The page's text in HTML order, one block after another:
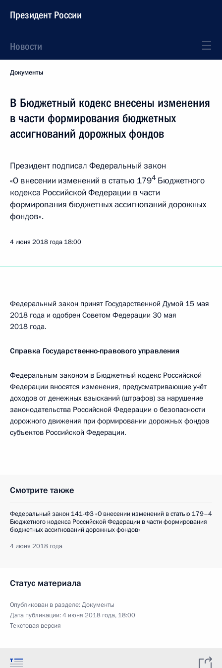
Президент России
Новости
Документы
В Бюджетный кодекс внесены изменения
в части формирования бюджетных
ассигнований дорожных фондов
Президент подписал Федеральный закон
«О внесении изменений в статью 1794 Бюджетного
кодекса Российской Федерации в части
формирования бюджетных ассигнований дорожных
фондов».
4 июня 2018 года 18:00
Федеральный закон принят Государственной Думой 15 мая
2018 года и одобрен Советом Федерации 30 мая
2018 года.
Справка Государственно-правового управления
Федеральным законом в Бюджетный кодекс Российской
Федерации вносятся изменения, предусматривающие учёт
доходов от денежных взысканий (штрафов) за нарушение
законодательства Российской Федерации о безопасности
дорожного движения при формировании дорожных фондов
субъектов Российской Федерации.
Смотрите также
Федеральный закон 141-ФЗ «О внесении изменений в статью 179–4
Бюджетного кодекса Российской Федерации в части формирования
бюджетных ассигнований дорожных фондов»
4 июня 2018 года
Статус материала
Опубликован в разделе:Документы
Дата публикации:4 июня 2018 года, 18:00
Текстовая версия